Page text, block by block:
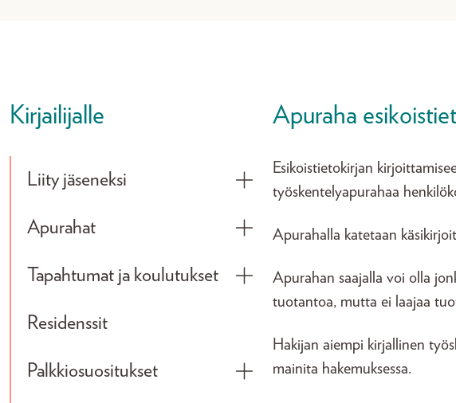
Kirjailijalle
Liity jäseneksi
Toggle submenu
Apurahat
Toggle submenu
Tapahtumat ja koulutukset
Toggle submenu
Residenssit
Palkkiosuositukset
Toggle submenu
Apuraha
Esikoistietokirjan
työskentelyapurahaa
Apurahalla katetaan
Apurahan saajalla voi olla
tuotantoa, mutta ei laajaa
Hakijan aiempi kirjallinen
mainita hakemuksessa.